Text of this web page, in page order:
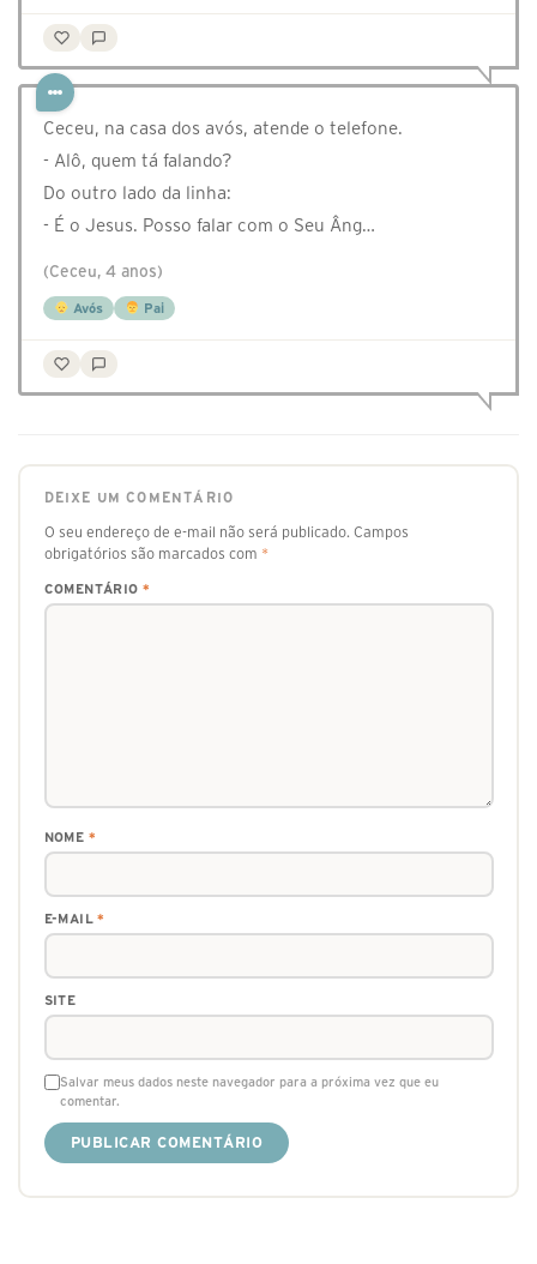
Ceceu, na casa dos avós, atende o telefone.
- Alô, quem tá falando?
Do outro lado da linha:
- É o Jesus. Posso falar com o Seu Âng…
(Ceceu, 4 anos)
Avós Pai
DEIXE UM COMENTÁRIO
O seu endereço de e-mail não será publicado. Campos
obrigatórios são marcados com *
COMENTÁRIO *
NOME *
E-MAIL*
SITE
Salvar meus dados neste navegador para a próxima vez que eu
comentar.